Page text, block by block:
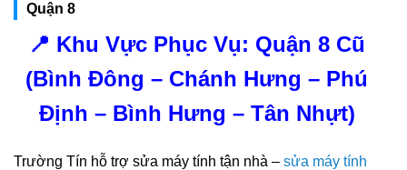
Quận 8
📍 Khu Vực Phục Vụ: Quận 8 Cũ
(Bình Đông – Chánh Hưng – Phú
Định – Bình Hưng – Tân Nhựt)
Trường Tín hỗ trợ sửa máy tính tận nhà – sửa máy tính